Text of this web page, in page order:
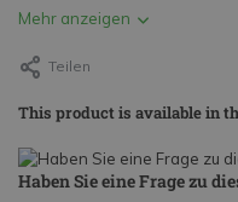
Mehr anzeigen
Teilen
This product is available in
Haben Sie eine Frage zu